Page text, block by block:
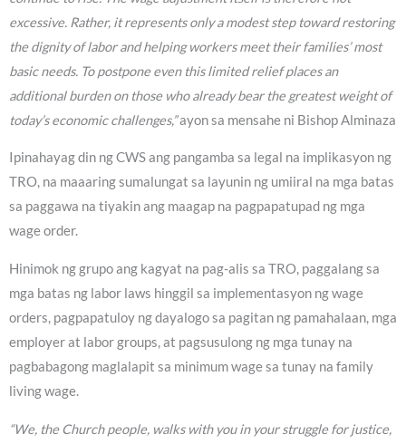
excessive. Rather, it represents only a modest step toward restoring
the dignity of labor and helping workers meet their families’ most
basic needs. To postpone even this limited relief places an
additional burden on those who already bear the greatest weight of
today’s economic challenges,”ayon sa mensahe ni Bishop Alminaza
Ipinahayag din ng CWS ang pangamba sa legal na implikasyon ng
TRO, na maaaring sumalungat sa layunin ng umiiral na mga batas
sa paggawa na tiyakin ang maagap na pagpapatupad ng mga
wage order.
Hinimok ng grupo ang kagyat na pag-alis sa TRO, paggalang sa
mga batas ng labor laws hinggil sa implementasyon ng wage
orders, pagpapatuloy ng dayalogo sa pagitan ng pamahalaan, mga
employer at labor groups, at pagsusulong ng mga tunay na
pagbabagong maglalapit sa minimum wage sa tunay na family
living wage.
“We, the Church people, walks with you in your struggle for justice,